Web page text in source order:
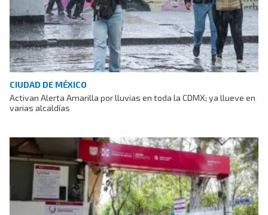
CIUDAD DE MÉXICO
Activan Alerta Amarilla por lluvias en toda la CDMX; ya llueve en
varias alcaldías